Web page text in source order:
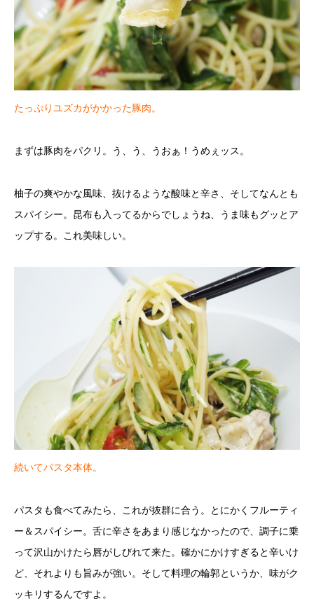
たっぷりユズカがかかった豚肉。
まずは豚肉をパクリ。う、う、うおぁ！うめぇッス。
柚子の爽やかな風味、抜けるような酸味と辛さ、そしてなんとも
スパイシー。昆布も入ってるからでしょうね、うま味もグッとア
ップする。これ美味しい。
続いてパスタ本体。
パスタも食べてみたら、これが抜群に合う。とにかくフルーティ
ー＆スパイシー。舌に辛さをあまり感じなかったので、調子に乗
って沢山かけたら唇がしびれて来た。確かにかけすぎると辛いけ
ど、それよりも旨みが強い。そして料理の輪郭というか、味がク
ッキリするんですよ。